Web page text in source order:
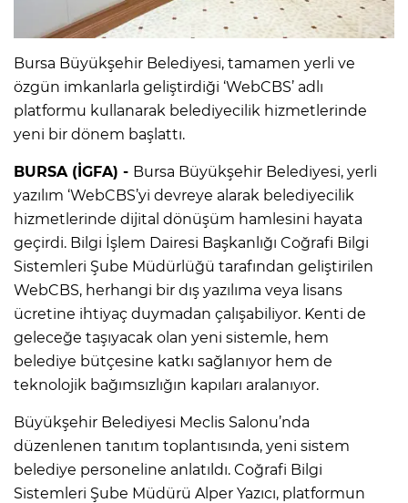
Bursa Büyükşehir Belediyesi, tamamen yerli ve
özgün imkanlarla geliştirdiği ‘WebCBS’ adlı
platformu kullanarak belediyecilik hizmetlerinde
yeni bir dönem başlattı.
BURSA (İGFA) - Bursa Büyükşehir Belediyesi, yerli
yazılım ‘WebCBS’yi devreye alarak belediyecilik
hizmetlerinde dijital dönüşüm hamlesini hayata
geçirdi. Bilgi İşlem Dairesi Başkanlığı Coğrafi Bilgi
Sistemleri Şube Müdürlüğü tarafından geliştirilen
WebCBS, herhangi bir dış yazılıma veya lisans
ücretine ihtiyaç duymadan çalışabiliyor. Kenti de
geleceğe taşıyacak olan yeni sistemle, hem
belediye bütçesine katkı sağlanıyor hem de
teknolojik bağımsızlığın kapıları aralanıyor.
Büyükşehir Belediyesi Meclis Salonu’nda
düzenlenen tanıtım toplantısında, yeni sistem
belediye personeline anlatıldı. Coğrafi Bilgi
Sistemleri Şube Müdürü Alper Yazıcı, platformun